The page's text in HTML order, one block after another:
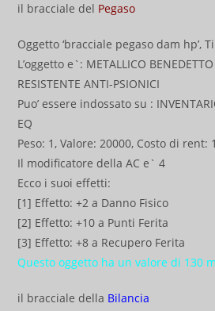
il bracciale del Pegaso
Oggetto ‘bracciale pegaso dam hp’,
L’oggetto e`: METALLICO
RESISTENTE ANTI-PSIONICI
Puo’ essere indossato su :
EQ
Peso: 1, Valore: 20000, Costo di rent:
Il modificatore della AC e` 4
Ecco i suoi effetti:
[1] Effetto: +2 a Danno Fisico
[2] Effetto: +10 a Punti Ferita
[3] Effetto: +8 a Recupero Ferita
Questo oggetto ha un valore di 130
il bracciale della Bilancia